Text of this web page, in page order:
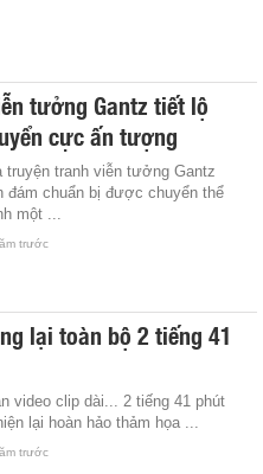
tưởng Gantz tiết lộ
cực ấn tượng
truyện tranh viễn tưởng Gantz
đám chuẩn bị được chuyển thể
một ...
trước
lại toàn bộ 2 tiếng 41
video clip dài... 2 tiếng 41 phút
lại hoàn hảo thảm họa ...
trước